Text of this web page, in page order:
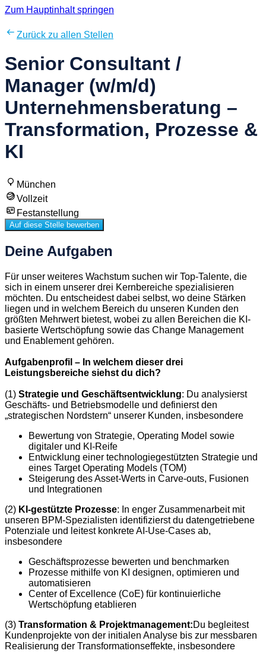
Zum Hauptinhalt springen
Zurück zu allen Stellen
Senior Consultant /
Manager (w/m/d)
Unternehmensberatung –
Transformation, Prozesse &
KI
München
Vollzeit
Festanstellung
Auf diese Stelle bewerben
Deine Aufgaben
Für unser weiteres Wachstum suchen wir Top-Talente, die
sich in einem unserer drei Kernbereiche spezialisieren
möchten. Du entscheidest dabei selbst, wo deine Stärken
liegen und in welchem Bereich du unseren Kunden den
größten Mehrwert bietest, wobei zu allen Bereichen die KI-
basierte Wertschöpfung sowie das Change Management
und Enablement gehören.
Aufgabenprofil – In welchem dieser drei
Leistungsbereiche siehst du dich?
(1) Strategie und Geschäftsentwicklung: Du analysierst
Geschäfts- und Betriebsmodelle und definierst den
„strategischen Nordstern“ unserer Kunden, insbesondere
Bewertung von Strategie, Operating Model sowie
digitaler und KI‑Reife
Entwicklung einer technologiegestützten Strategie und
eines Target Operating Models (TOM)
Steigerung des Asset‑Werts in Carve‑outs, Fusionen
und Integrationen
(2) KI-gestützte Prozesse: In enger Zusammenarbeit mit
unseren BPM-Spezialisten identifizierst du datengetriebene
Potenziale und leitest konkrete AI-Use-Cases ab,
insbesondere
Geschäftsprozesse bewerten und benchmarken
Prozesse mithilfe von KI designen, optimieren und
automatisieren
Center of Excellence (CoE) für kontinuierliche
Wertschöpfung etablieren
(3) Transformation & Projektmanagement:Du begleitest
Kundenprojekte von der initialen Analyse bis zur messbaren
Realisierung der Transformationseffekte, insbesondere